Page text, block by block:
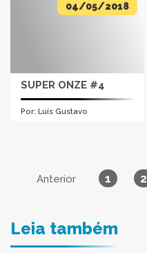
04/05/2018
SUPER ONZE #4
Por: Luís Gustavo
Anterior 1 2
Leia também